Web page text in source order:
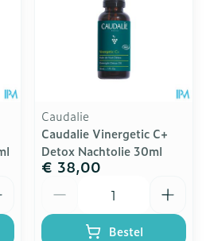
Caudalie
Caudalie Vinergetic C+
Detox Nachtolie 30ml
€ 38,00
Bestel